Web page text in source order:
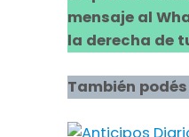
mensaje al
la derecha de
También